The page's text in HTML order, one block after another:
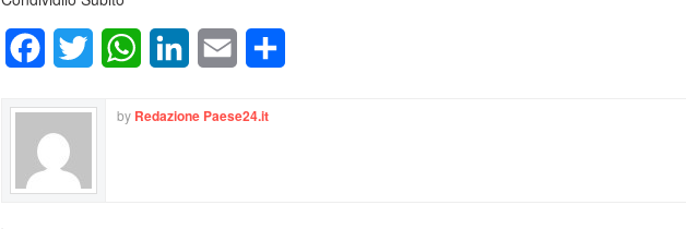
FacebookTwitter WhatsAppLinkedInEmail
by Redazione Paese24.it